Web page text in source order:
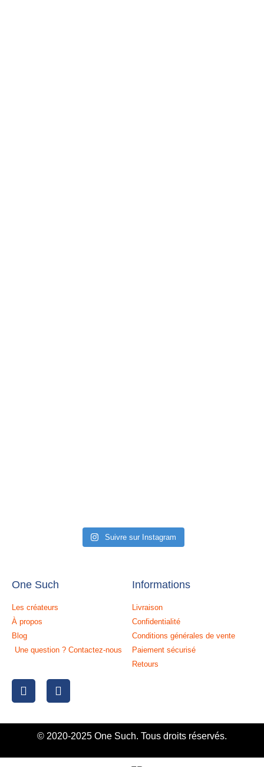
Suivre sur Instagram
One Such
Les créateurs
À propos
Blog
Une question ? Contactez-nous
Informations
Livraison
Confidentialité
Conditions générales de vente
Paiement sécurisé
Retours
© 2020-2025 One Such. Tous droits réservés.